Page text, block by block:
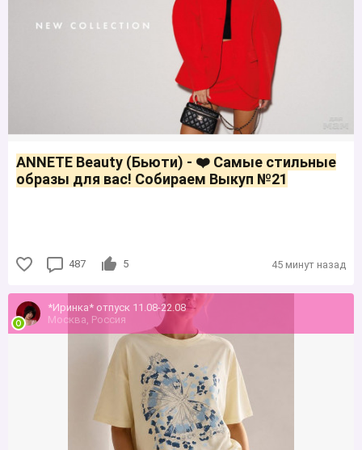
ANNETE Beauty (Бьюти) - ❤️ Самые стильные
образы для вас! Собираем Выкуп №21
487 5 45 минут назад
*Иринка* отпуск 11.08-22.08
Москва, Россия